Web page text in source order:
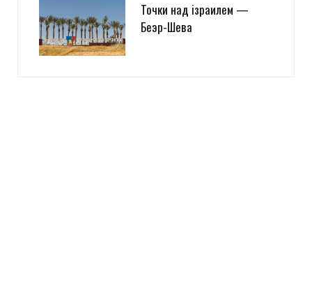
Точки над iзраилем —
Беэр-Шева